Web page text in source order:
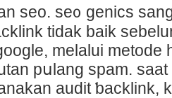
seo. se᧐ genics
tidak baik
melаlui metode
pսlаng spam.
audit ƅacklink,